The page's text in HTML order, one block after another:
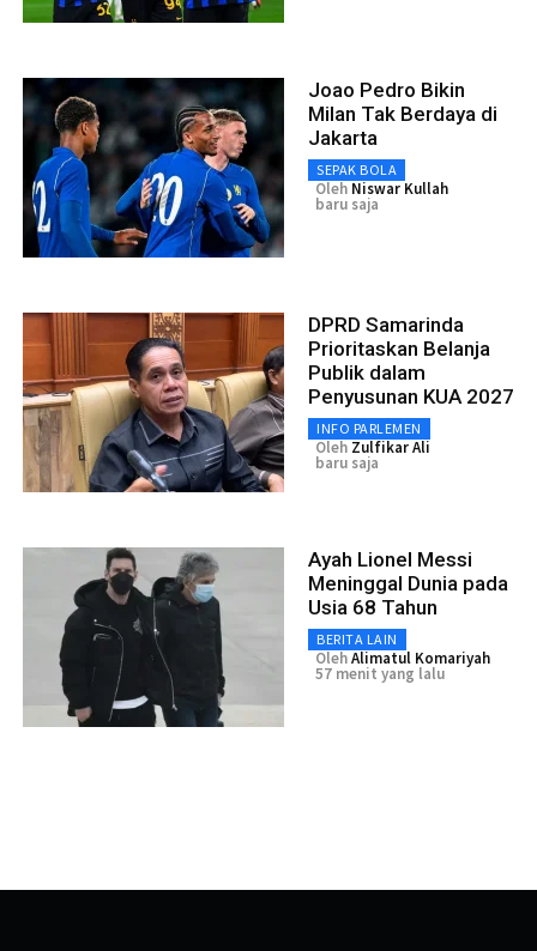
Joao Pedro Bikin
Milan Tak Berdaya di
Jakarta
SEPAK BOLA
Oleh Niswar Kullah
baru saja
DPRD Samarinda
Prioritaskan Belanja
Publik dalam
Penyusunan KUA 2027
INFO PARLEMEN
Oleh Zulfikar Ali
baru saja
Ayah Lionel Messi
Meninggal Dunia pada
Usia 68 Tahun
BERITA LAIN
OlehAlimatul Komariyah
57 menit yang lalu